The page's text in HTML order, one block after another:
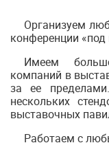
Организуем
конференции
Имеем
компаний в
за ее
нескольких
выставочных
Работаем с